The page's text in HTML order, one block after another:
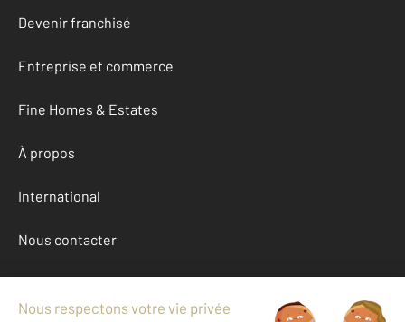
Devenir franchisé
Entreprise et commerce
Fine Homes & Estates
À propos
International
Nous contacter
Mentions légales & CGU et Barèmes d'honoraires